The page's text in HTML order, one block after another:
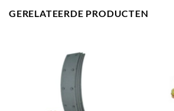
GERELATEERDE PRODUCTEN